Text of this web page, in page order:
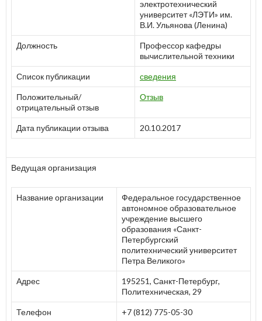
электротехнический
университет «ЛЭТИ» им.
В.И. Ульянова (Ленина)
Должность
Профессор кафедры
вычислительной техники
Список публикации сведения
Положительный/
отрицательный отзыв
Отзыв
Дата публикации отзыва 20.10.2017
Ведущая организация
Название организации
Федеральное государственное
автономное образовательное
учреждение высшего
образования «Санкт-
Петербургский
политехнический университет
Петра Великого»
Адрес
195251, Санкт-Петербург,
Политехническая, 29
Телефон +7 (812) 775-05-30